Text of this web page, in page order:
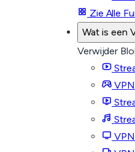
Zie Alle
Wat is een
Verwijder